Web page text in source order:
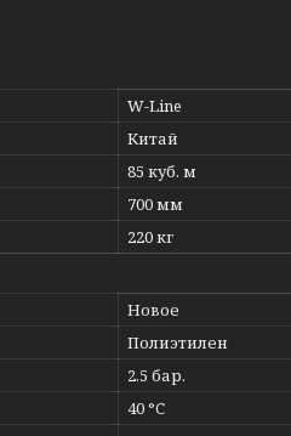
W-Line
Китай
85 куб. м
700 мм
220 кг
Новое
Полиэтилен
2.5 бар.
40 °C